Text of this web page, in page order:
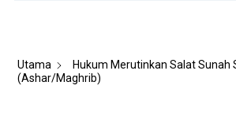
Utama
Hukum Merutinkan Salat Sunah
(Ashar/Maghrib)